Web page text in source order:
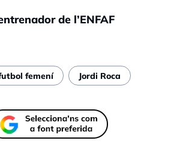
de l’ENFAF
femení Jordi Roca